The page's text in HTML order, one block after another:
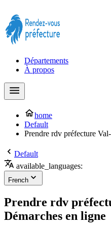
Départements
À propos
home
Default
Prendre rdv préfecture
Default
available_languages:
French
Prendre rdv
Démarches en ligne